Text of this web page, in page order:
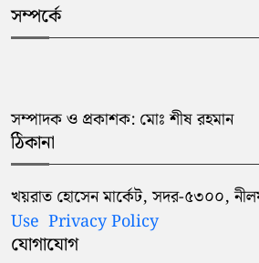
সম্পর্কে
সম্পাদক ও প্রকাশক: মোঃ শীষ রহমান
ঠিকানা
খয়রাত হোসেন মার্কেট, সদর-৫৩০০,
Use Privacy Policy
যোগাযোগ